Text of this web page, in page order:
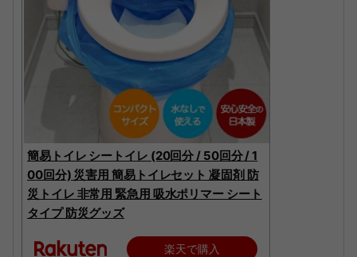
簡易トイレ シートイレ (20回分 / 50回分 / 1
00回分) 災害用 簡易トイレセット 凝固剤 防
災トイレ 非常用 緊急用 吸水ポリマー シート
タイプ 防災グッズ
楽天で購入